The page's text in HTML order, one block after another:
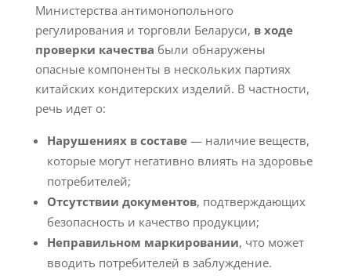
Министерства антимонопольного
регулирования и торговли Беларуси, в ходе
проверки качества были обнаружены
опасные компоненты в нескольких партиях
китайских кондитерских изделий. В частности,
речь идет о:
Нарушениях в составе— наличие веществ,
которые могут негативно влиять на здоровье
потребителей;
Отсутствии документов, подтверждающих
безопасность и качество продукции;
Неправильном маркировании, что может
вводить потребителей в заблуждение.